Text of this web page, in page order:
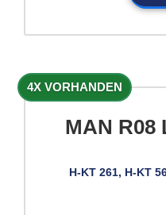
4X VORHANDEN
MAN R08
H-KT 261, H-KT